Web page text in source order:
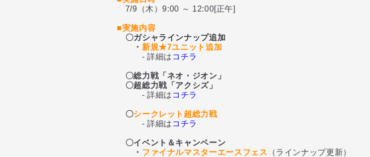
7/9（木）9:00 ～ 12:00[正午]
■実施内容
〇ガシャラインナップ追加
・ 新規★7ユニット追加
- 詳細は コチラ
〇総力戦「ネオ・ジオン」
〇超総力戦「アクシズ」
- 詳細は コチラ
〇シークレット超総力戦
- 詳細は コチラ
〇イベント＆キャンペーン
・ ファイナルマスターエースフェス （ラインナップ更新）